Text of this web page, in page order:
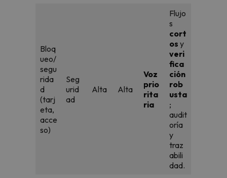
Bloq
ueo/
segu
rida
d
(tarj
eta,
acce
so)
Seg
urid
ad
Alta Alta
Voz
prio
rita
ria
Flujo
s
cort
os y
veri
fica
ción
rob
usta
;
audit
oría
y
traz
abili
dad.